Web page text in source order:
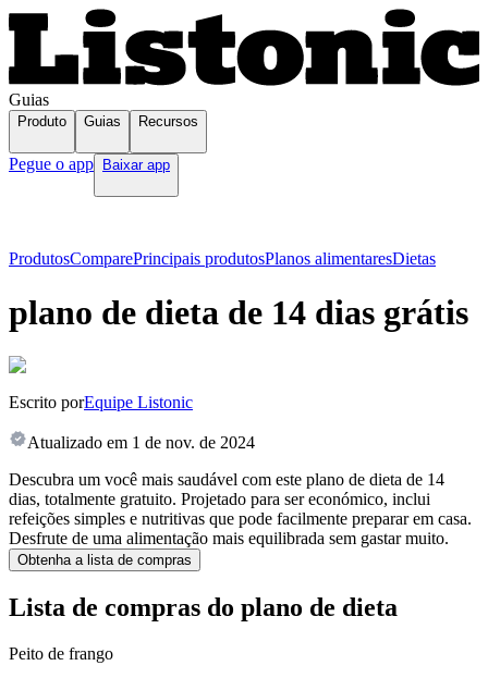
Guias
Produto Guias Recursos
Pegue o app Baixar app
ProdutosComparePrincipais produtosPlanos alimentaresDietas
plano de dieta de 14 dias grátis
Escrito porEquipe Listonic
Atualizado em 1 de nov. de 2024
Descubra um você mais saudável com este plano de dieta de 14
dias, totalmente gratuito. Projetado para ser económico, inclui
refeições simples e nutritivas que pode facilmente preparar em casa.
Desfrute de uma alimentação mais equilibrada sem gastar muito.
Obtenha a lista de compras
Lista de compras do plano de dieta
Peito de frango